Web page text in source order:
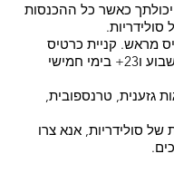
כאשר כל ההכנסות
בקניית כרטיס מראש. קניית כרטיס
בכניסה תתאפשר לגילאי 21+ באמצע שבוע ו23+ בימי חמישי
גזענית, טרנספובית,
של סולידריות, אנא צרו